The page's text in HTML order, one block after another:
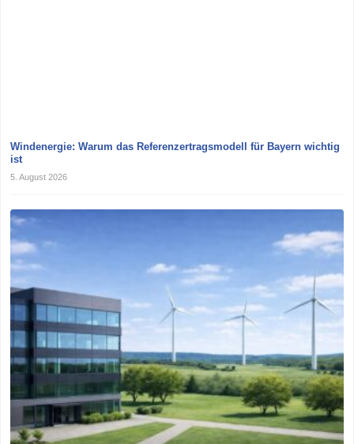
Windenergie: Warum das Referenzertragsmodell für Bayern wichtig
ist
5. August 2026